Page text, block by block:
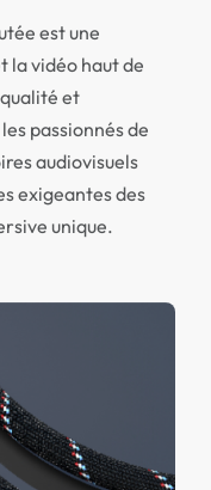
est une
la vidéo haut de
et
passionnés de
audiovisuels
exigeantes des
unique.